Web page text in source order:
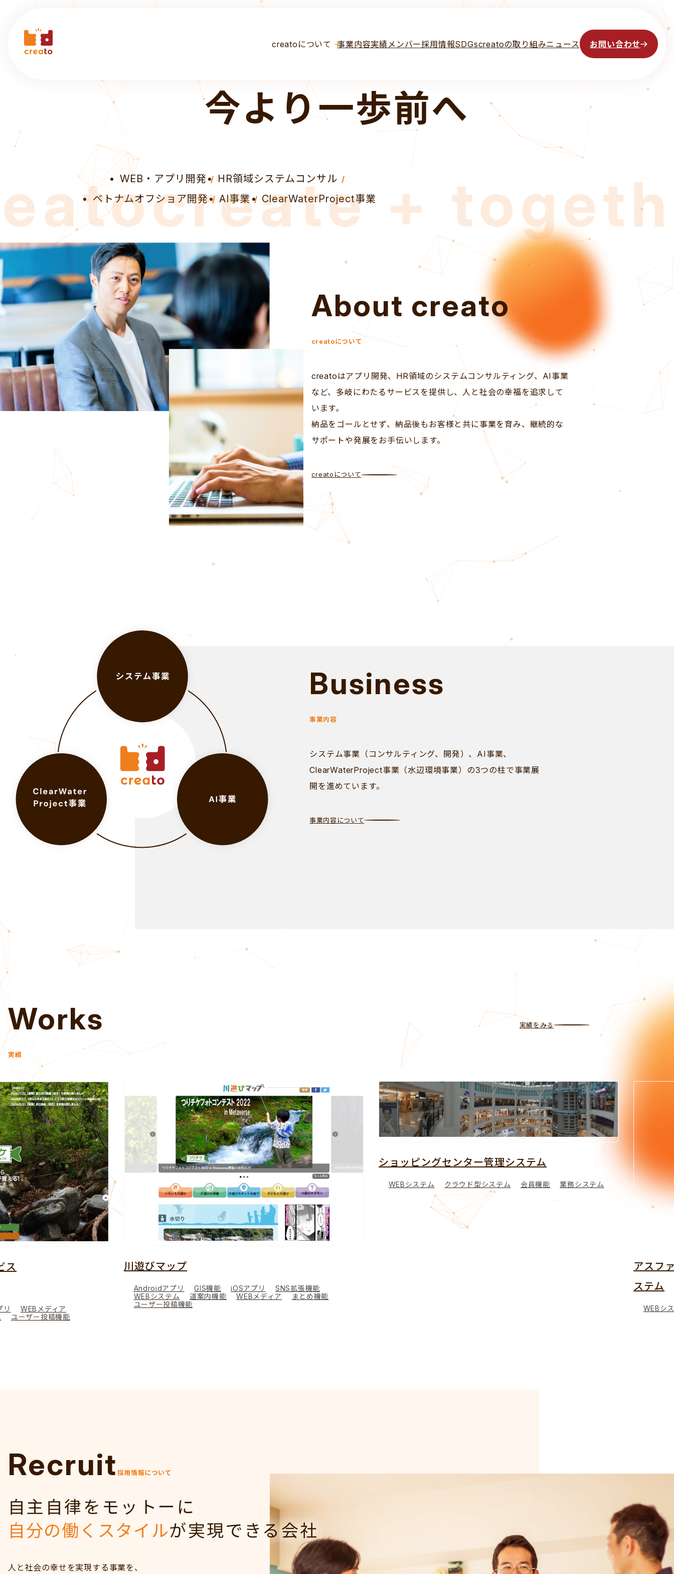
creatoについて 事業内容実績 メンバー採用情報SDGscreatoの取り組みニュース お問い合わせ
人と社会の幸せのために
今より一歩前へ
WEB・アプリ開発
HR領域システムコンサル
ベトナムオフショア開発
AI事業 ClearWaterProject事業
create +
About creato
creatoについて
creatoはアプリ開発、HR領域のシステムコンサルティング、AI事業
など、多岐にわたるサービスを提供し、人と社会の幸福を追求して
います。
納品をゴールとせず、納品後もお客様と共に事業を育み、継続的な
サポートや発展をお手伝いします。
creatoについて
Business
事業内容
システム事業（コンサルティング、開発）、AI事業、
ClearWaterProject事業（水辺環境事業）の3つの柱で事業展
開を進めています。
事業内容について
Works
実績
実績をみる
川遊びマップ
iOSアプリ
SNS拡張機能
WEBメディア
まとめ機能
ユーザー投稿機能
ショッピングセンター管理システム
WEBシステム クラウド型システム 会員機能 業務システム
アスファルトプラント工場出荷
クラウド型システム 会
Recruit 採用情報について
自主自律をモットーに
自分の働くスタイルが実現できる会社
人と社会の幸せを実現する事業を、